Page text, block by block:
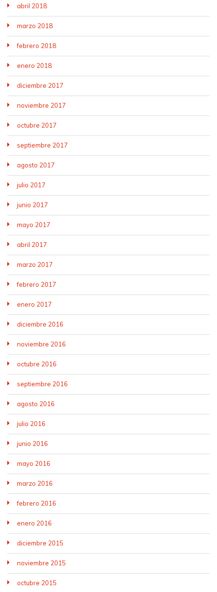
abril 2018
marzo 2018
febrero 2018
enero 2018
diciembre 2017
noviembre 2017
octubre 2017
septiembre 2017
agosto 2017
julio 2017
junio 2017
mayo 2017
abril 2017
marzo 2017
febrero 2017
enero 2017
diciembre 2016
noviembre 2016
octubre 2016
septiembre 2016
agosto 2016
julio 2016
junio 2016
mayo 2016
marzo 2016
febrero 2016
enero 2016
diciembre 2015
noviembre 2015
octubre 2015